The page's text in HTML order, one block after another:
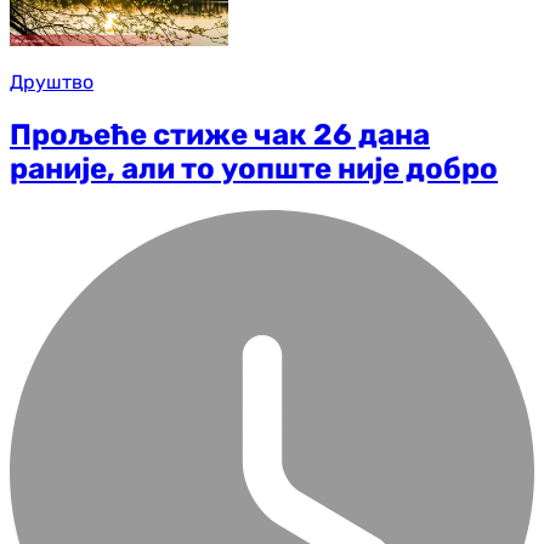
Друштво
Прољеће стиже чак 26 дана
раније, али то уопште није добро